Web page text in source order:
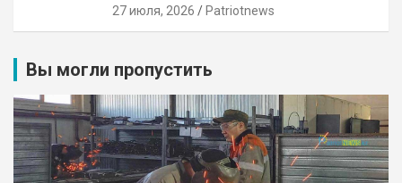
27 июля, 2026 Patriotnews
Вы могли пропустить